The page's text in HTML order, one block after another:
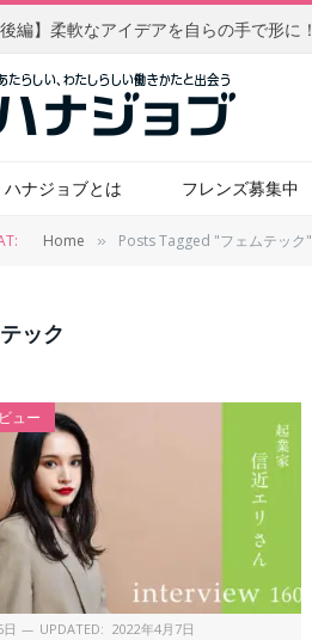
ハナジョブとは フレンズ募集中
Home » Posts Tagged "フェムテック"
ック
ュー
UPDATED: 2022年4月7日